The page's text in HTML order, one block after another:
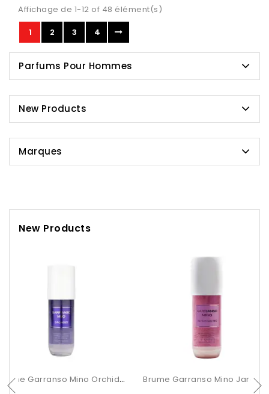
Affichage de 1-12 of 48 élément(s)
1
2 3 4
Parfums Pour Hommes
New Products
Marques
New Products
Brume Garranso Mino Orchidée 250ml